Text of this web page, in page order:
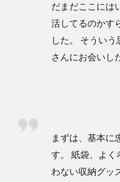
だまだここには
活してるのかす
した。 そうい
さんにお会いし
まずは、基本に
す。 紙袋、よく
わない収納グッ